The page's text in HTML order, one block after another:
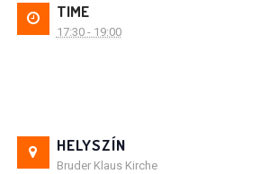
TIME
17:30 - 19:00
HELYSZÍN
Bruder Klaus Kirche